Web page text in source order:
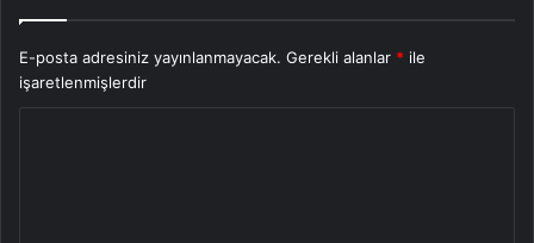
E-posta adresiniz yayınlanmayacak. Gerekli alanlar * ile
işaretlenmişlerdir